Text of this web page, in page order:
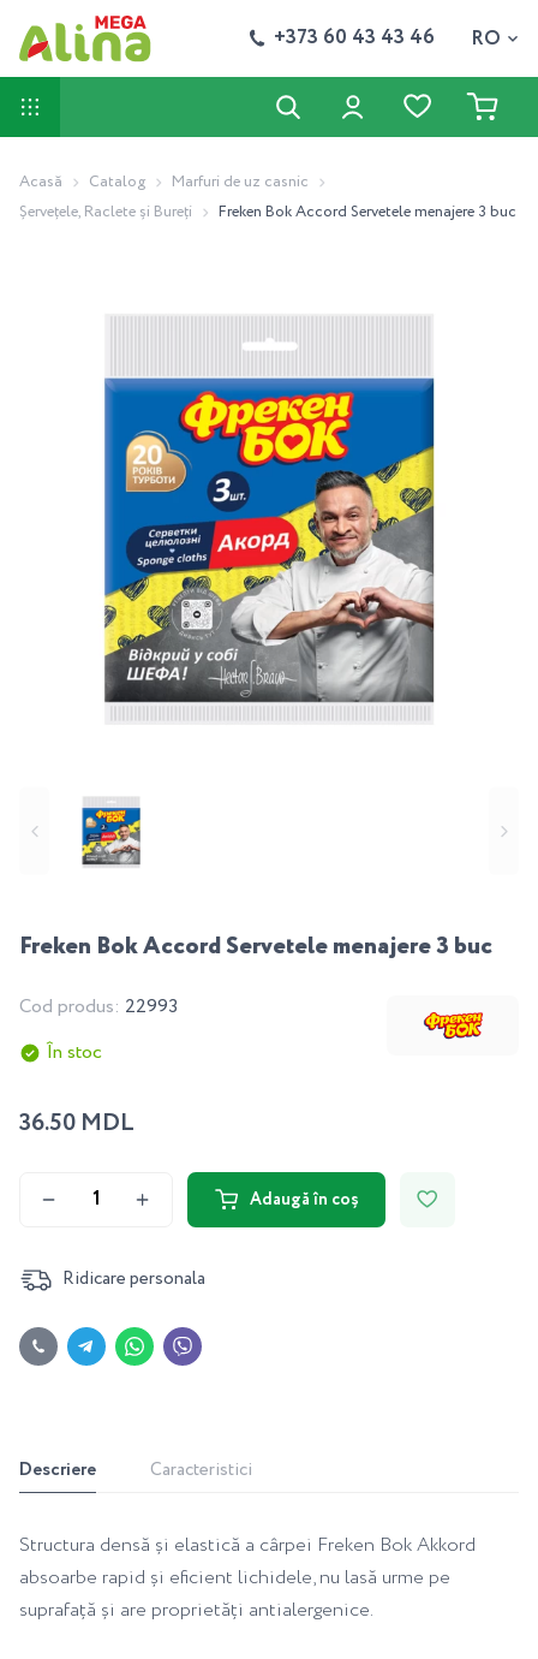
+373 60 43 43 46 RO
Acasă Catalog
Marfuri de uz casnic
Șervețele, Raclete și Bureți
Freken Bok Accord Servetele menajere 3 buc
Freken Bok Accord Servetele menajere 3 buc
Cod produs: 22993
În stoc
36.50 MDL
Adaugă în coș
Ridicare personala
Descriere Caracteristici
Structura densă și elastică a cârpei Freken Bok Akkord
absoarbe rapid și eficient lichidele, nu lasă urme pe
suprafață și are proprietăți antialergenice.